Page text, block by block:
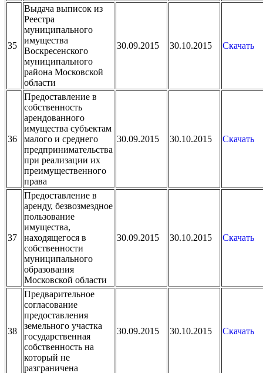
35
Выдача выписок из
Реестра
муниципального
имущества
Воскресенского
муниципального
района Московской
области
30.09.2015 30.10.2015 Скачать
36
Предоставление в
собственность
арендованного
имущества субъектам
малого и среднего
предпринимательства
при реализации их
преимущественного
права
30.09.2015 30.10.2015 Скачать
37
Предоставление в
аренду, безвозмездное
пользование
имущества,
находящегося в
собственности
муниципального
образования
Московской области
30.09.2015 30.10.2015 Скачать
38
Предварительное
согласование
предоставления
земельного участка
государственная
собственность на
который не
разграничена
30.09.2015 30.10.2015 Скачать